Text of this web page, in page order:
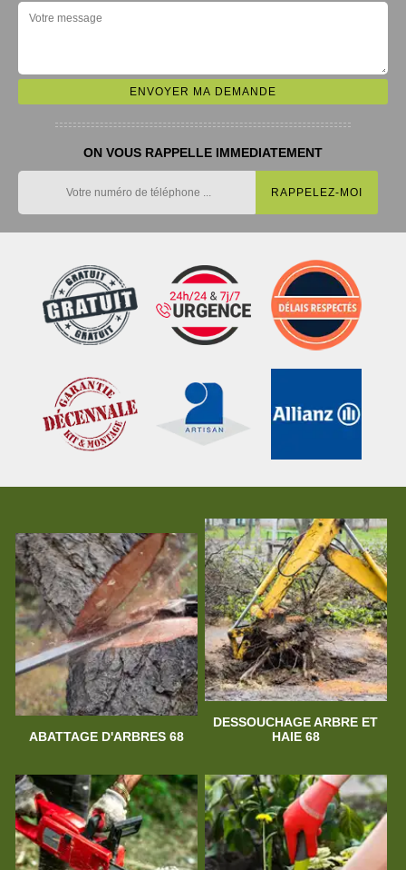
ON VOUS RAPPELLE IMMEDIATEMENT
ABATTAGE D'ARBRES 68
DESSOUCHAGE ARBRE ET
HAIE 68